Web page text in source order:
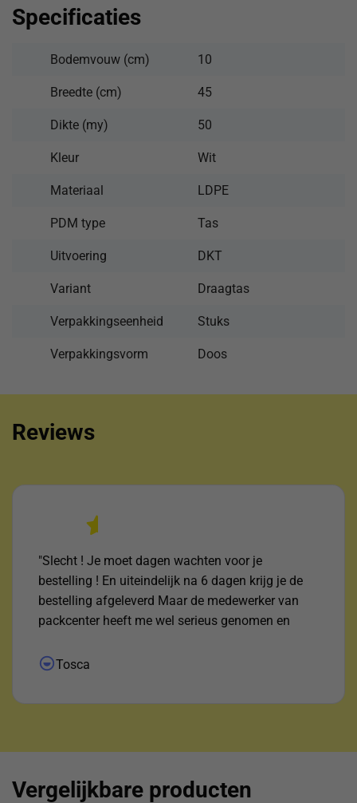
Specificaties
Bodemvouw (cm) 10
Breedte (cm) 45
Dikte (my) 50
Kleur Wit
Materiaal LDPE
PDM type Tas
Uitvoering DKT
Variant Draagtas
Verpakkingseenheid Stuks
Verpakkingsvorm Doos
Reviews
"Slecht ! Je moet dagen wachten voor je
bestelling ! En uiteindelijk na 6 dagen krijg je de
bestelling afgeleverd Maar de medewerker van
packcenter heeft me wel serieus genomen en
dank !"
Tosca
Vergelijkbare producten